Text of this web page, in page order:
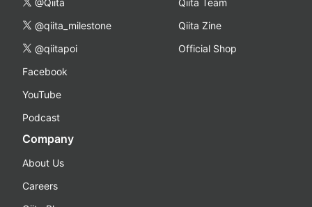
@qiita_milestone
@qiitapoi
Facebook
YouTube
Podcast
Qiita Zine
Official Shop
Company
About Us
Careers